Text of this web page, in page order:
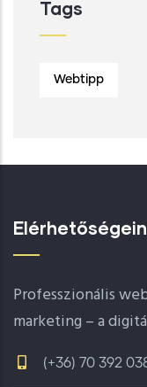
Tags
Webtipp
Professzionális
marketing – a
(+36) 70 392